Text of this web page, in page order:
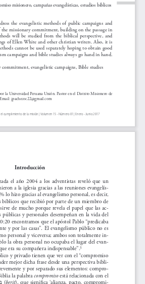
el cumplimiento de la misión | Volumen 15 - Número 01 | Enero - Junio 2017
misionero, campañas evangelísticas, estudios bíblicos
the  evangelistic  methods  of  public  campaigns  and
the missionary commitment, building on the passage in
will  be  studied  from  the  biblical  perspective,  and
of Ellen White and other christian writers. Also, it is
cannot be used separately hoping to obtain good
campaigns and bible studies always go hand in hand.
commitment, evangelistic campaigns, Bible studies
la Universidad Peruana Unión. Pastor en el Distrito Misionero de
jpachecoc22@gmail.com
Introducción
el  año  2004  a  los  adventistas  reveló  que  un
a la iglesia gracias a las reuniones evangelís-
lo hizo gracias al evangelismo personal, es decir,
bíblicos que recibió por parte de un miembro de
de mucho porque revela el papel que las ac-
públicas y personales desempeñan en la vida del
encontramos que el apóstol Pablo “predicaba
y por las casas”. El evangelismo público no es
personal y viceversa; ambos son totalmente in-
la obra personal no ocupaba el lugar del evan-
era su compañera indispensable”.3
y privado tienen que ver con el “compromiso
mejor dicha frase desde una perspectiva bíbli-
y por separado sus elementos: compro-
la palabra compromiso está relacionada con el
  (
berit),  que  significa  ‘alianza,  pacto,  compromi-